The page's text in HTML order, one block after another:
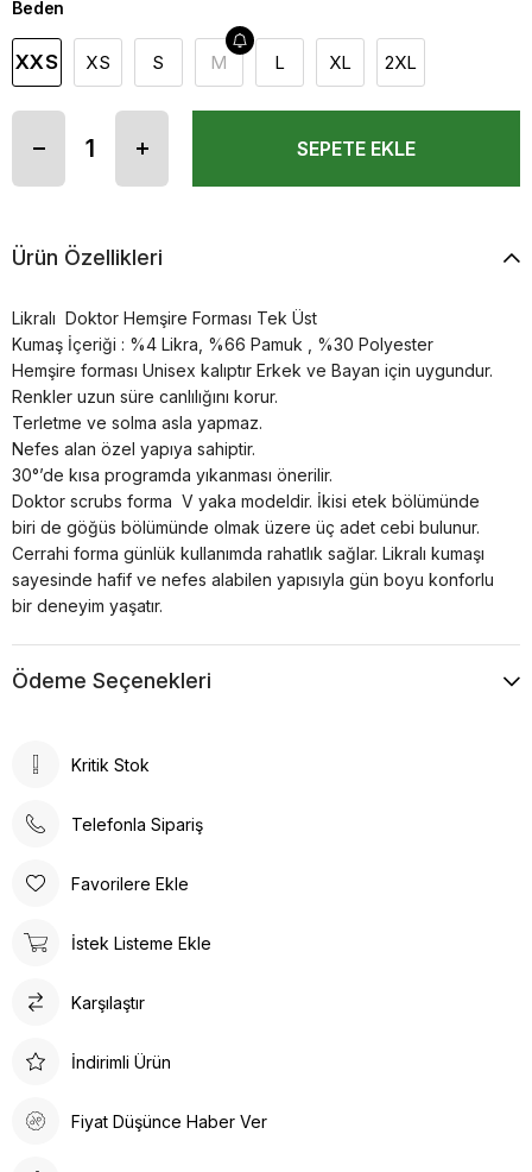
Beden
XXS XS S M L XL 2XL
Ürün Özellikleri
Likralı Doktor Hemşire Forması Tek Üst
Kumaş İçeriği : %4 Likra, %66 Pamuk , %30 Polyester
Hemşire forması Unisex kalıptır Erkek ve Bayan için uygundur.
Renkler uzun süre canlılığını korur.
Terletme ve solma asla yapmaz.
Nefes alan özel yapıya sahiptir.
30°’de kısa programda yıkanması önerilir.
Doktor scrubs forma V yaka modeldir. İkisi etek bölümünde
biri de göğüs bölümünde olmak üzere üç adet cebi bulunur.
Cerrahi forma günlük kullanımda rahatlık sağlar. Likralı kumaşı
sayesinde hafif ve nefes alabilen yapısıyla gün boyu konforlu
bir deneyim yaşatır.
Ödeme Seçenekleri
Kritik Stok
Telefonla Sipariş
Favorilere Ekle
İstek Listeme Ekle
Karşılaştır
İndirimli Ürün
Fiyat Düşünce Haber Ver